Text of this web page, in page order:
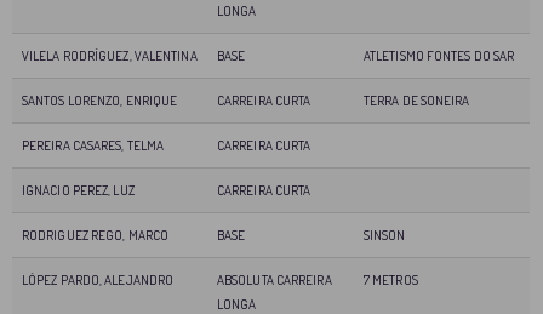
LONGA
VILELA RODRÍGUEZ, VALENTINA BASE ATLETISMO FONTES DO SAR
SANTOS LORENZO, ENRIQUE CARREIRA CURTA TERRA DE SONEIRA
PEREIRA CASARES, TELMA CARREIRA CURTA
IGNACIO PEREZ, LUZ CARREIRA CURTA
RODRIGUEZ REGO, MARCO BASE SINSON
LÓPEZ PARDO, ALEJANDRO
ABSOLUTA CARREIRA
LONGA
7 METROS